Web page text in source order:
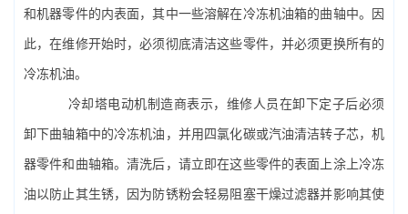
和机器零件的内表面，其中一些溶解在冷冻机油箱的曲轴中。因
此，在维修开始时，必须彻底清洁这些零件，并必须更换所有的
冷冻机油。
冷却塔电动机制造商表示，维修人员在卸下定子后必须
卸下曲轴箱中的冷冻机油，并用四氯化碳或汽油清洁转子芯，机
器零件和曲轴箱。清洗后，请立即在这些零件的表面上涂上冷冻
油以防止其生锈，因为防锈粉会轻易阻塞干燥过滤器并影响其使